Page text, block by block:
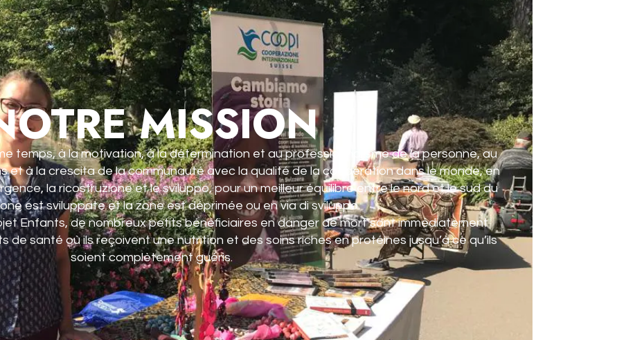
MISSION
temps, à la motivation, à la détermination et au professionnalisme de la personne, au
et à la crescita de la communauté avec la qualité de la coopération dans le monde, en
la ricostruzione et le sviluppo, pour un meilleur équilibre entre le nord et le sud du
est sviluppate et la zone est déprimée ou en via di sviluppo.
Enfants, de nombreux petits bénéficiaires en danger de mort sont immédiatement
de santé où ils reçoivent une nutrition et des soins riches en protéines jusqu’à ce qu’ils
soient complètement guéris.